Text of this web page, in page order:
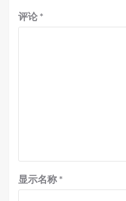
评论 *
显示名称 *